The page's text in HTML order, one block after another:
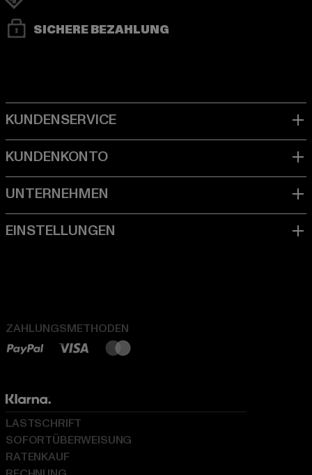
SICHERE BEZAHLUNG
ZAHLUNGSMETHODEN
LASTSCHRIFT
SOFORTÜBERWEISUNG
RATENKAUF